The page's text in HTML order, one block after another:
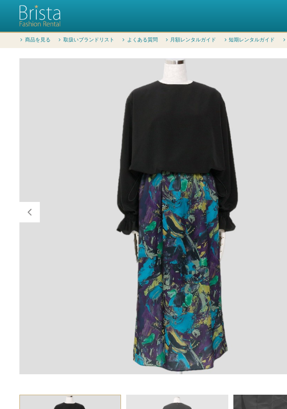
商品を見る 取扱いブランドリスト よくある質問 月額レンタルガイド 短期レンタルガイド